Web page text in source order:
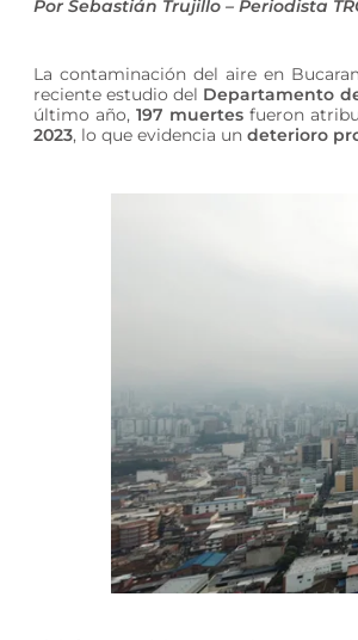
Por Sebastián Trujillo – Periodista
La contaminación del aire en
reciente estudio del Departamento
último año, 197 muertesfueron
2023, lo que evidencia undeterioro